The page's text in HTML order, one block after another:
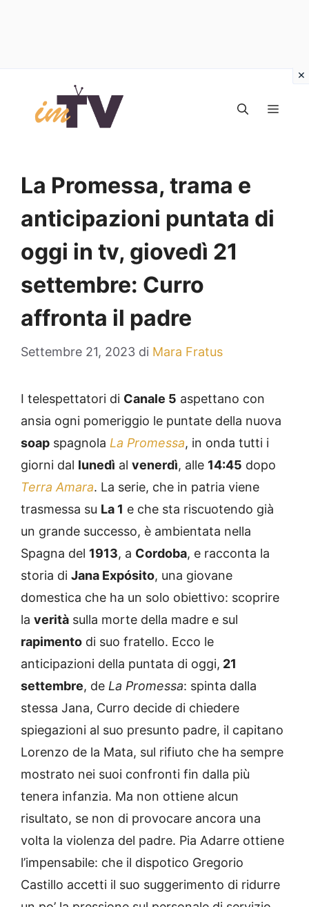
contenuto
La Promessa, trama e
anticipazioni puntata di
oggi in tv, giovedì 21
settembre: Curro
affronta il padre
Settembre 21, 2023 di Mara Fratus
I telespettatori di Canale 5 aspettano con
ansia ogni pomeriggio le puntate della nuova
soap spagnola La Promessa, in onda tutti i
giorni dal lunedì al venerdì, alle 14:45 dopo
Terra Amara. La serie, che in patria viene
trasmessa su La 1 e che sta riscuotendo già
un grande successo, è ambientata nella
Spagna del 1913, a Cordoba, e racconta la
storia di Jana Expósito, una giovane
domestica che ha un solo obiettivo: scoprire
la verità sulla morte della madre e sul
rapimento di suo fratello. Ecco le
anticipazioni della puntata di oggi, 21
settembre, de La Promessa: spinta dalla
stessa Jana, Curro decide di chiedere
spiegazioni al suo presunto padre, il capitano
Lorenzo de la Mata, sul rifiuto che ha sempre
mostrato nei suoi confronti fin dalla più
tenera infanzia. Ma non ottiene alcun
risultato, se non di provocare ancora una
volta la violenza del padre. Pia Adarre ottiene
l’impensabile: che il dispotico Gregorio
Castillo accetti il suo suggerimento di ridurre